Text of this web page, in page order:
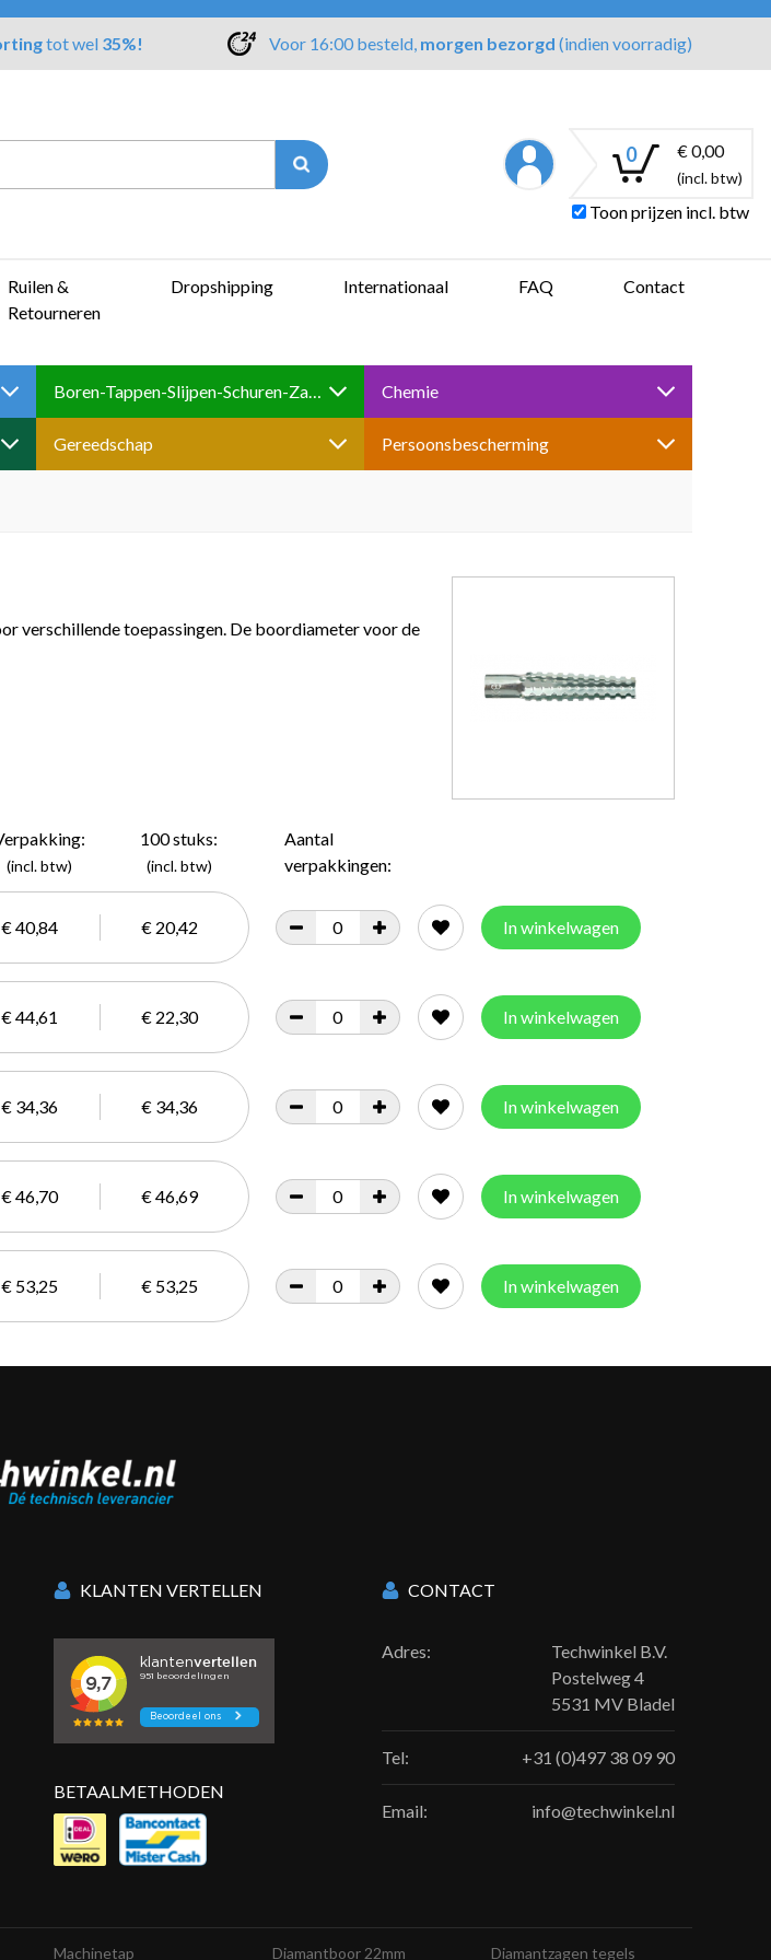
tot wel 35%! Voor 16:00 besteld, morgen bezorgd (indien voorradig)
0 € 0,00
(incl. btw)
Toon prijzen incl. btw
Ruilen &
Retourneren
Dropshipping Internationaal FAQ Contact
Boren-Tappen-Slijpen-Schuren-Zagen Chemie
Gereedschap Persoonsbescherming
verschillende toepassingen. De boordiameter voor de
(incl. btw)
100 stuks:
(incl. btw)
Aantal
verpakkingen:
€ 40,84 € 20,42 In winkelwagen
€ 44,61 € 22,30 In winkelwagen
€ 34,36 € 34,36 In winkelwagen
€ 46,70 € 46,69 In winkelwagen
€ 53,25 € 53,25 In winkelwagen
KLANTEN VERTELLEN
BETAALMETHODEN
CONTACT
Adres:
Techwinkel B.V.
Postelweg 4
5531 MV Bladel
Tel: +31 (0)497 38 09 90
Email: info@techwinkel.nl
Machinetap Diamantboor 22mm Diamantzagen tegels